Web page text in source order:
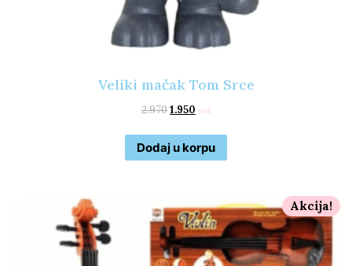
Veliki mačak Tom Srce
2.9701.950 rsd
Dodaj u korpu
Akcija!